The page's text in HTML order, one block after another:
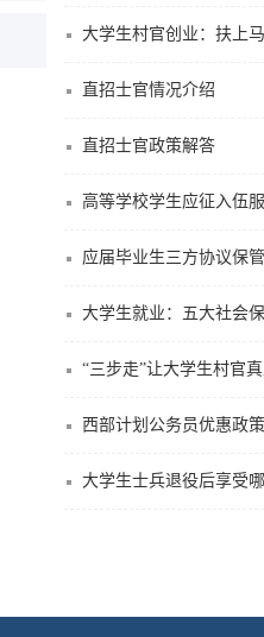
大学生村官创业：扶上
直招士官情况介绍
直招士官政策解答
高等学校学生应征入伍
应届毕业生三方协议保
大学生就业：五大社会
“三步走”让大学生村官
西部计划公务员优惠政策
大学生士兵退役后享受